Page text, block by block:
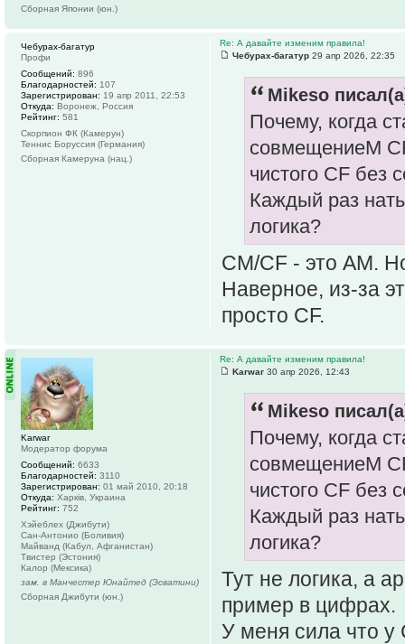
Сборная Японии (юн.)
Re: А давайте изменим правила!
Чебурах-багатур 29 апр 2026, 22:35
Mikeso
Почему, когда
совмещениеМ
чистого CF без
Каждый раз
логика?
СМ/СF - это АМ.
Наверное, из-за
просто СF.
Чебурах-багатур
Профи
Сообщений: 896
Благодарностей: 107
Зарегистрирован: 19 апр 2011, 22:53
Откуда: Воронеж, Россия
Рейтинг: 581
Скорпион ФК (Камерун)
Теннис Боруссия (Германия)
Сборная Камеруна (нац.)
Re: А давайте изменим правила!
Karwar 30 апр 2026, 12:43
Mikeso
Почему, когда
совмещениеМ
чистого CF без
Каждый раз
логика?
Тут не логика, а
пример в цифрах.
У меня сила что
Karwar
Модератор форума
Сообщений: 6633
Благодарностей: 3110
Зарегистрирован: 01 май 2010, 20:18
Откуда: Харків, Украина
Рейтинг: 752
Хэйеблех (Джибути)
Сан-Антонио (Боливия)
Майванд (Кабул, Афганистан)
Твистер (Эстония)
Калор (Мексика)
зам. в Манчестер Юнайтед (Эсватини)
Сборная Джибути (юн.)